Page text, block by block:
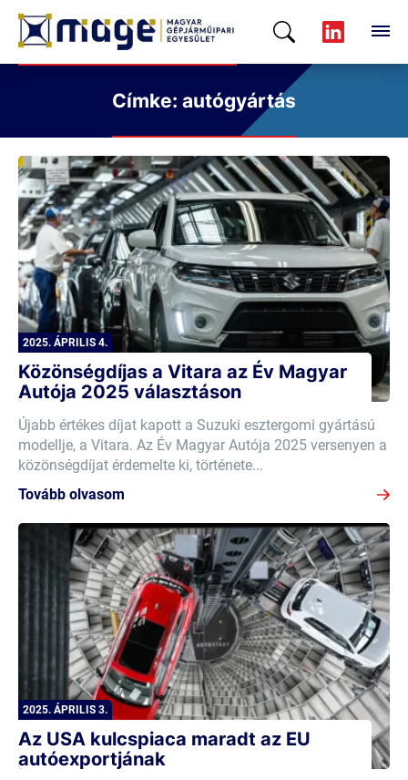
Címke: autógyártás
2025. ÁPRILIS 4.
Közönségdíjas a Vitara az Év Magyar
Autója 2025 választáson
Újabb értékes díjat kapott a Suzuki esztergomi gyártású
modellje, a Vitara. Az Év Magyar Autója 2025 versenyen a
közönségdíjat érdemelte ki, története...
Tovább olvasom
2025. ÁPRILIS 3.
Az USA kulcspiaca maradt az EU
autóexportjának